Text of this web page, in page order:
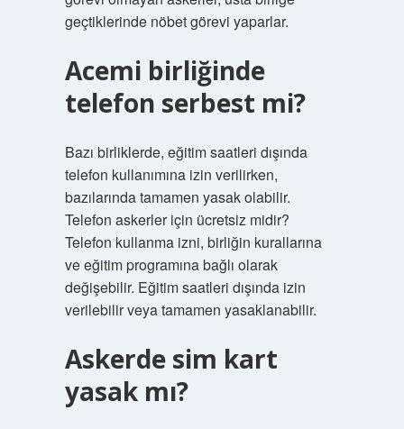
geçtiklerinde nöbet görevi yaparlar.
Acemi birliğinde
telefon serbest mi?
Bazı birliklerde, eğitim saatleri dışında
telefon kullanımına izin verilirken,
bazılarında tamamen yasak olabilir.
Telefon askerler için ücretsiz midir?
Telefon kullanma izni, birliğin kurallarına
ve eğitim programına bağlı olarak
değişebilir. Eğitim saatleri dışında izin
verilebilir veya tamamen yasaklanabilir.
Askerde sim kart
yasak mı?